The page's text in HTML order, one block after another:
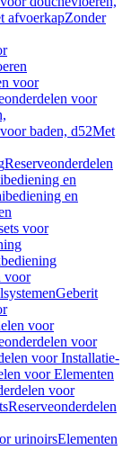
afvoerkapZonder
voor
voor
baden, d52Met
Reserveonderdelen
en
en
voor
voor
Geberit
voor
voor
voor Installatie-
voor Elementen
voor
Reserveonderdelen
urinoirsElementen